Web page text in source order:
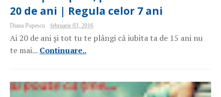
20 de ani | Regula celor 7 ani
Diana Popescu februarie 03, 2016
Ai 20 de ani şi tot tu te plângi că iubita ta de 15 ani nu
te mai... Continuare..